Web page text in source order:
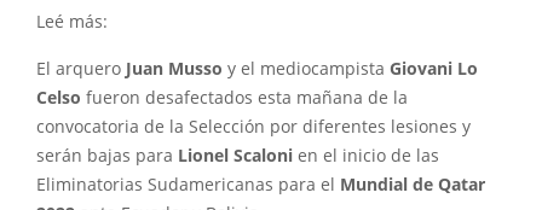
Leé más:
El arquero Juan Musso y el mediocampista Giovani Lo
Celso fueron desafectados esta mañana de la
convocatoria de la Selección por diferentes lesiones y
serán bajas para Lionel Scaloni en el inicio de las
Eliminatorias Sudamericanas para el Mundial de Qatar